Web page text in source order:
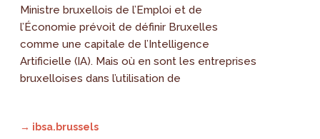
Ministre bruxellois de l’Emploi et de
l’Économie prévoit de définir Bruxelles
comme une capitale de l’Intelligence
Artificielle (IA). Mais où en sont les entreprises
bruxelloises dans l’utilisation de
→ ibsa.brussels